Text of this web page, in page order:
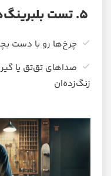
چرخ‌ها رو با دست
صداهای تق‌تق یا
زنگ‌زده‌ان